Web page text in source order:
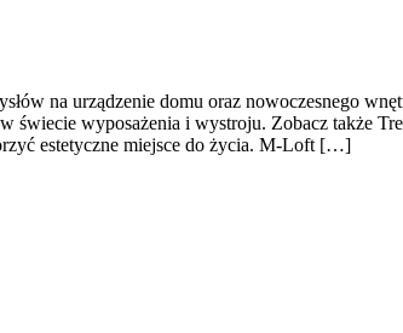
na urządzenie domu oraz nowoczesnego
świecie wyposażenia i wystroju. Zobacz także
estetyczne miejsce do życia. M-Loft […]